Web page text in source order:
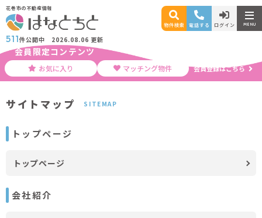
花巻市の不動産情報
物件検索 電話する ログイン MENU
511件公開中 2026.08.06 更新
会員限定コンテンツ
お気に入り マッチング物件 会員登録はこちら
サイトマップ SITEMAP
トップページ
トップページ
会社紹介